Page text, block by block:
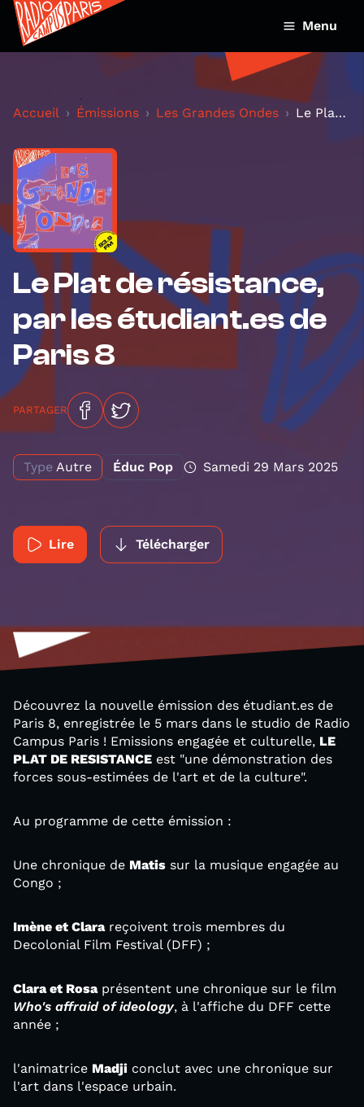
Menu
Accueil Émissions Les Grandes Ondes Le Plat de résistance, par les étudiant.es de Pari...
Le Plat de résistance,
par les étudiant.es de
Paris 8
PARTAGER
Type Autre Éduc Pop Samedi 29 Mars 2025
Lire Télécharger
Découvrez la nouvelle émission des étudiant.es de
Paris 8, enregistrée le 5 mars dans le studio de Radio
Campus Paris ! Emissions engagée et culturelle, LE
PLAT DE RESISTANCE est "une démonstration des
forces sous-estimées de l'art et de la culture".
Au programme de cette émission :
Une chronique de Matis sur la musique engagée au
Congo ;
Imène et Clarareçoivent trois membres du
Decolonial Film Festival (DFF) ;
Clara et Rosaprésentent une chronique sur le film
Who's affraid of ideology, à l'affiche du DFF cette
année ;
l'animatrice Madji conclut avec une chronique sur
l'art dans l'espace urbain.